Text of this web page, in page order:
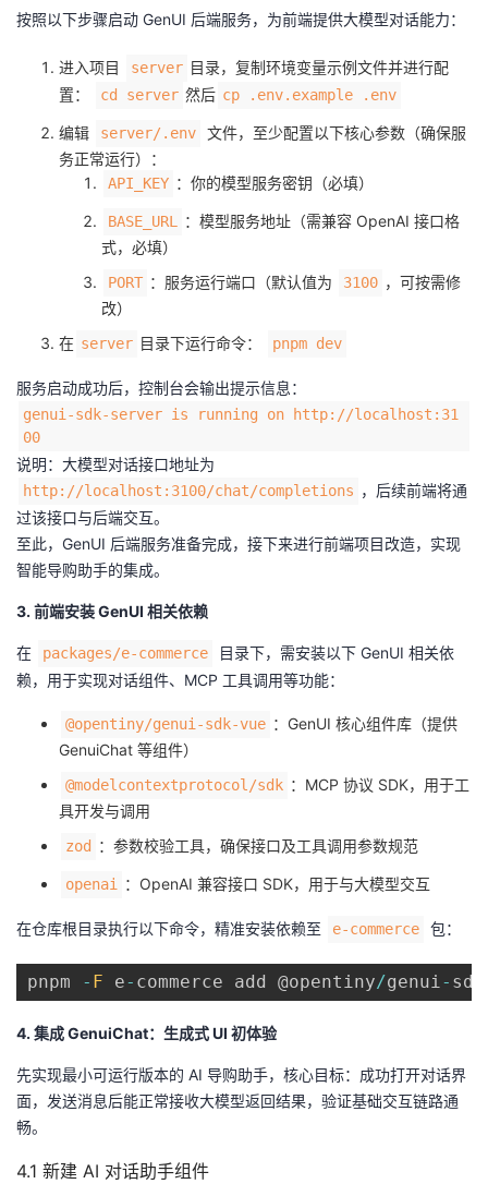
按照以下步骤启动 GenUI 后端服务，为前端提供大模型对话能力：
进入项目 server 目录，复制环境变量示例文件并进行配
置：
cd server 然后 cp .env.example .env
编辑 server/.env
文件，至少配置以下核心参数（确保服
务正常运行）：
API_KEY ：你的模型服务密钥（必填）
BASE_URL
：模型服务地址（需兼容 OpenAI 接口格
式，必填）
PORT ：服务运行端口（默认值为 3100 ，可按需修
改）
在 server 目录下运行命令： pnpm dev
服务启动成功后，控制台会输出提示信息：
genui-sdk-server is running on http://localhost:31
00
说明：大模型对话接口地址为
http://localhost:3100/chat/completions ，后续前端将通
过该接口与后端交互。
至此，GenUI 后端服务准备完成，接下来进行前端项目改造，实现
智能导购助手的集成。
3. 前端安装 GenUI 相关依赖
在 packages/e-commerce
目录下，需安装以下 GenUI 相关依
赖，用于实现对话组件、MCP 工具调用等功能：
@opentiny/genui-sdk-vue ：GenUI 核心组件库（提供
GenuiChat 等组件）
@modelcontextprotocol/sdk ：MCP 协议 SDK，用于工
具开发与调用
zod ：参数校验工具，确保接口及工具调用参数规范
openai ：OpenAI 兼容接口 SDK，用于与大模型交互
在仓库根目录执行以下命令，精准安装依赖至 e-commerce 包：
pnpm - F e- commerce add @opentiny/genui- sdk
4. 集成 GenuiChat：生成式 UI 初体验
先实现最小可运行版本的 AI 导购助手，核心目标：成功打开对话界
面，发送消息后能正常接收大模型返回结果，验证基础交互链路通
畅。
4.1 新建 AI 对话助手组件